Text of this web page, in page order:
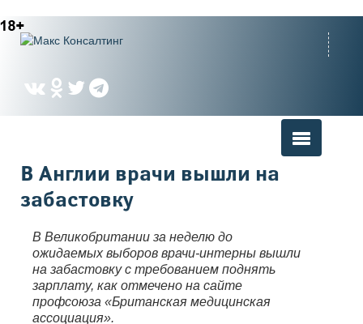
Вы здесь
В Англии врачи вышли на
забастовку
В Великобритании за неделю до
ожидаемых выборов врачи-интерны вышли
на забастовку с требованием поднять
зарплату, как отмечено на сайте
профсоюза «Британская медицинская
ассоциация».